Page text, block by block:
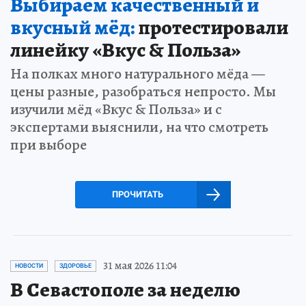
вкусный мёд:протестировали
линейку «Вкус & Польза»
На полках много натурального мёда —
цены разные, разобраться непросто. Мы
изучили мёд «Вкус & Польза» и с
экспертами выяснили, на что смотреть
при выборе
ПРОЧИТАТЬ
НОВОСТИ ЗДОРОВЬЕ 31 мая 2026 11:04
В Севастополе за неделю